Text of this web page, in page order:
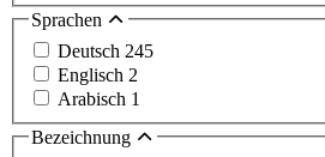
Sprachen
Deutsch 245
Englisch 2
Arabisch 1
Bezeichnung